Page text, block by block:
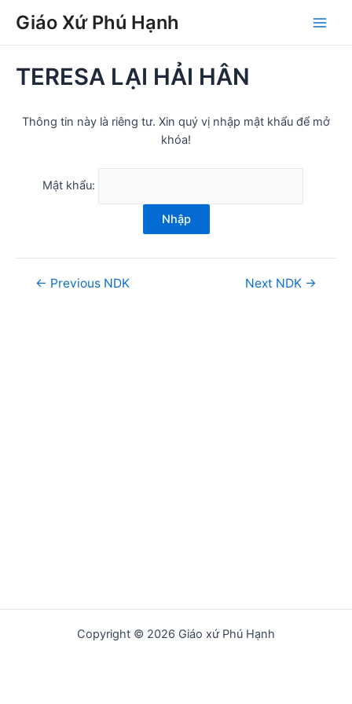
Giáo Xứ Phú Hạnh
Main
TERESA LẠI HẢI HÂN
Thông tin này là riêng tư. Xin quý vị nhập mật khẩu để mở
khóa!
Mật khẩu:
Nhập
navigation
← Previous NDK Next NDK →
Copyright © 2026 Giáo xứ Phú Hạnh